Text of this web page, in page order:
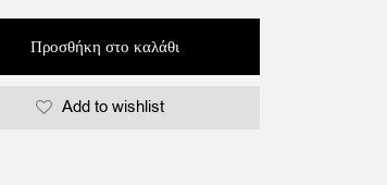
Προσθήκη στο καλάθι
Add to wishlist